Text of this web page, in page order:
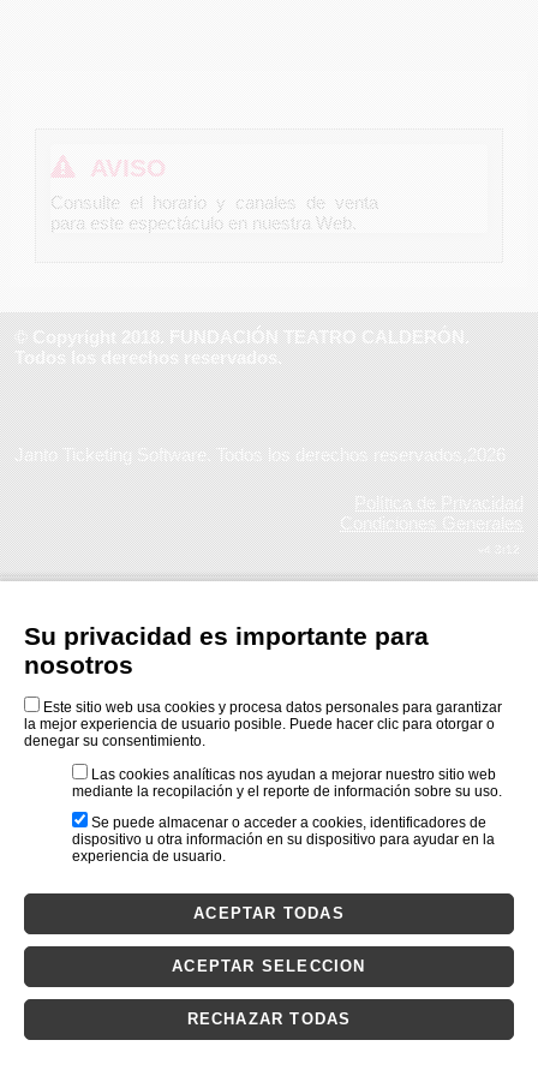
AVISO
Consulte el horario y canales de venta
para este espectáculo en nuestra Web.
© Copyright 2018. FUNDACIÓN TEATRO CALDERÓN.
Todos los derechos reservados.
Janto Ticketing Software. Todos los derechos reservados,2026
Política de Privacidad
Condiciones Generales
v4.3r12
Su privacidad es importante para
nosotros
Este sitio web usa cookies y procesa datos personales para garantizar
la mejor experiencia de usuario posible. Puede hacer clic para otorgar o
denegar su consentimiento.
Las cookies analíticas nos ayudan a mejorar nuestro sitio web
mediante la recopilación y el reporte de información sobre su uso.
Se puede almacenar o acceder a cookies, identificadores de
dispositivo u otra información en su dispositivo para ayudar en la
experiencia de usuario.
ACEPTAR TODAS
ACEPTAR SELECCION
RECHAZAR TODAS